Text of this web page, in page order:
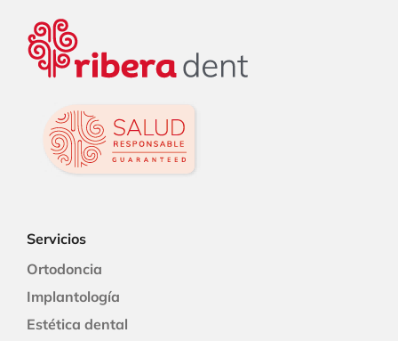
Servicios
Ortodoncia
Implantología
Estética dental